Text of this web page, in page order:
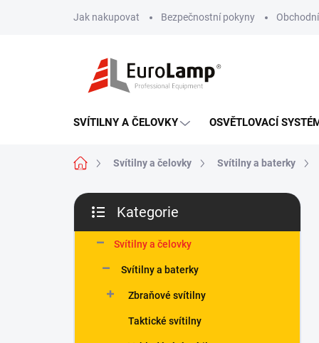
Jak nakupovat Bezpečnostní pokyny
SVÍTILNY A ČELOVKY OSVĚTLOVACÍ
Domů Svítilny a čelovky Svítilny a baterky
P
s
kategorie
Kategorie
Svítilny a čelovky
Svítilny a baterky
Zbraňové svítilny
Taktické svítilny